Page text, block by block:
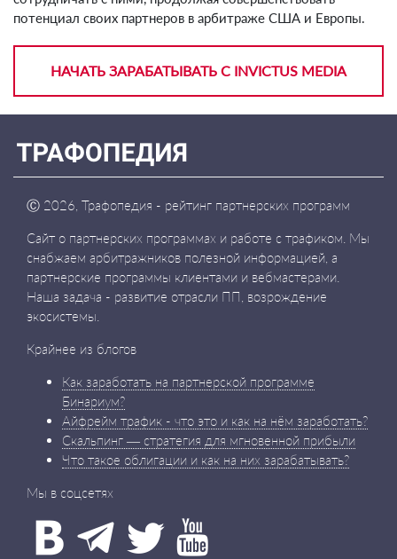
потенциал своих партнеров в арбитраже США и Европы.
НАЧАТЬ ЗАРАБАТЫВАТЬ С INVICTUS MEDIA
Ⓒ 2026, Трафопедия - рейтинг партнерских программ
Сайт о партнерских программах и работе с трафиком. Мы
снабжаем арбитражников полезной информацией, а
партнерские программы клиентами и вебмастерами.
Наша задача - развитие отрасли ПП, возрождение
экосистемы.
Крайнее из блогов
Как заработать на партнерской программе
Бинариум?
Айфрейм трафик - что это и как на нём заработать?
Скальпинг — стратегия для мгновенной прибыли
Что такое облигации и как на них зарабатывать?
Мы в соцсетях